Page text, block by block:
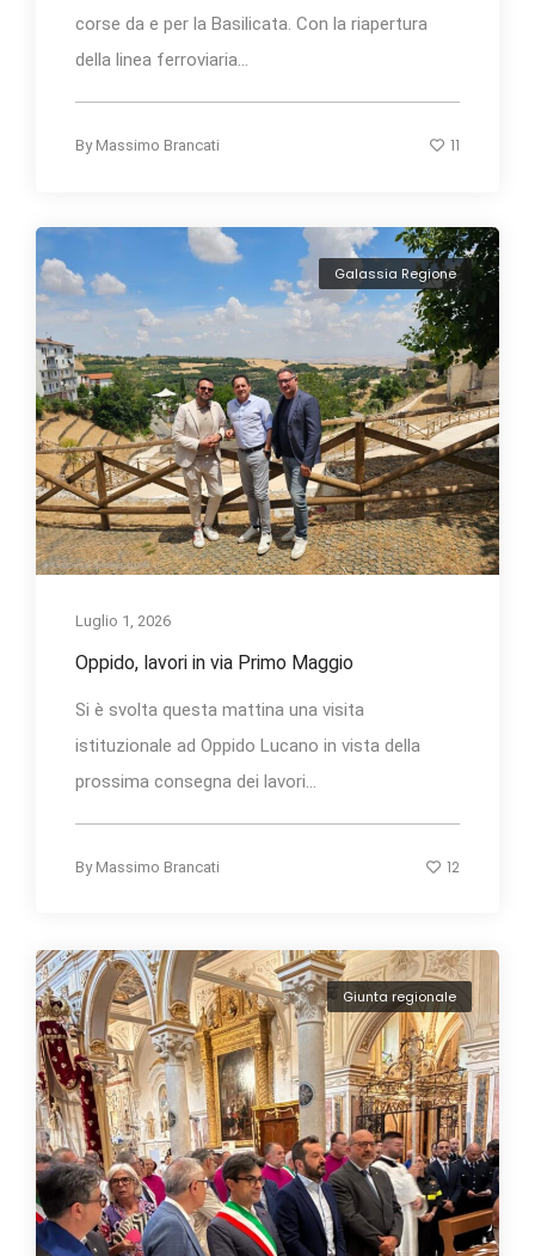
corse da e per la Basilicata. Con la riapertura
della linea ferroviaria...
By Massimo Brancati 11
Galassia Regione
Luglio 1, 2026
Oppido, lavori in via Primo Maggio
Si è svolta questa mattina una visita
istituzionale ad Oppido Lucano in vista della
prossima consegna dei lavori...
By Massimo Brancati 12
Giunta regionale